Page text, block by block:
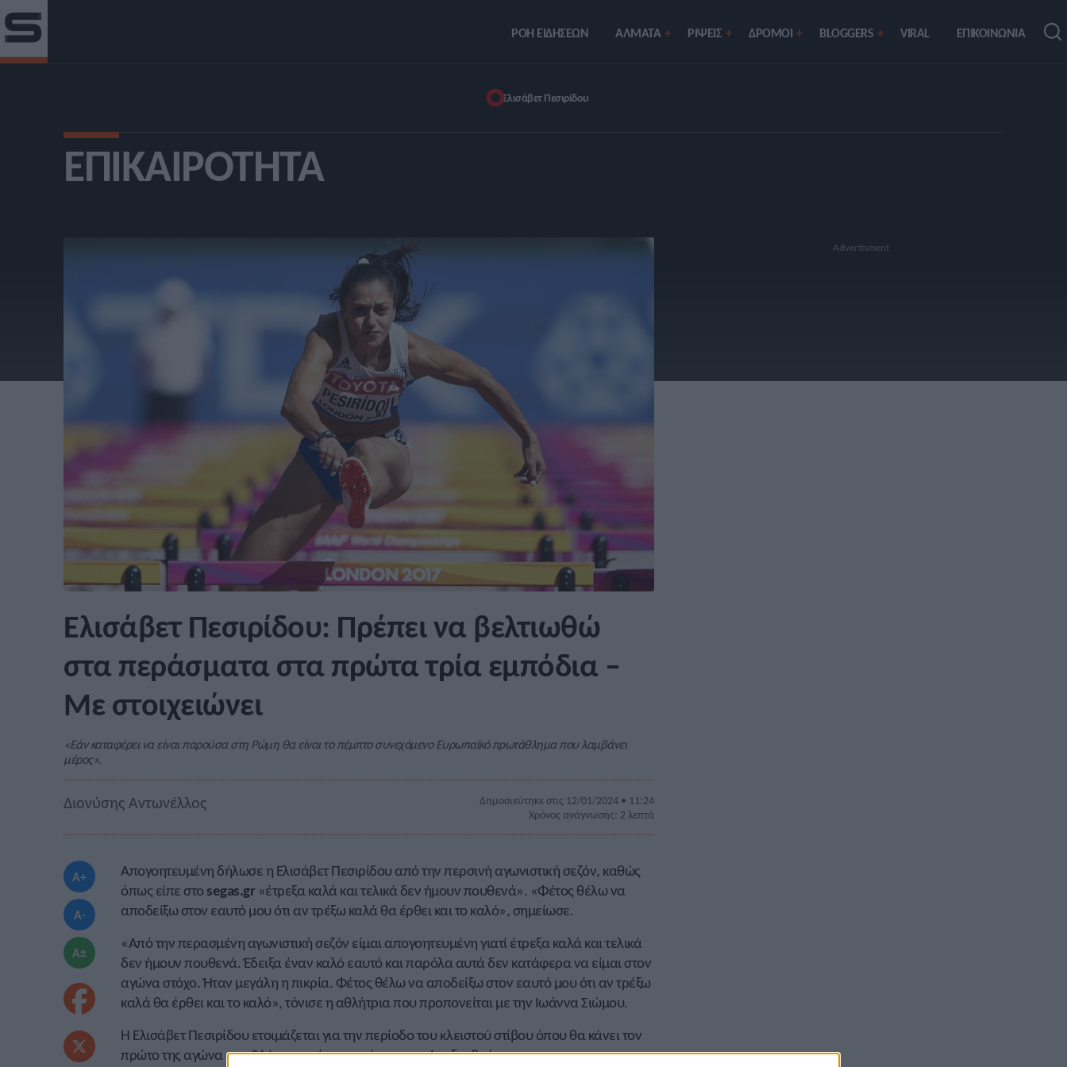
ΡΟΗ ΕΙΔΗΣΕΩΝ ΑΛΜΑΤΑ ΡIΨΕΙΣ ΔΡΟΜΟΙ BLOGGERS VIRAL ΕΠΙΚΟΙΝΩΝΙΑ
Ελισάβετ Πεσιρίδου
ΕΠΙΚΑΙΡΌΤΗΤΑ
Ελισάβετ Πεσιρίδου: Πρέπει να βελτιωθώ
στα περάσματα στα πρώτα τρία εμπόδια –
Με στοιχειώνει
«Eάν καταφέρει να είναι παρούσα στη Ρώμη θα είναι το πέμπτο συνεχόμενο Ευρωπαϊκό πρωτάθλημα που λαμβάνει
μέρος».
Διονύσης Αντωνέλλος
Δημοσιεύτηκε στις 12/01/2024 • 11:24
Χρόνος ανάγνωσης: 2 λεπτά
A+
A-
A±
Απογοητευμένη δήλωσε η Ελισάβετ Πεσιρίδου από την περσινή αγωνιστική σεζόν, καθώς
όπως είπε στο segas.gr «έτρεξα καλά και τελικά δεν ήμουν πουθενά». «Φέτος θέλω να
αποδείξω στον εαυτό μου ότι αν τρέξω καλά θα έρθει και το καλό», σημείωσε.
«Από την περασμένη αγωνιστική σεζόν είμαι απογοητευμένη γιατί έτρεξα καλά και τελικά
δεν ήμουν πουθενά. Έδειξα έναν καλό εαυτό και παρόλα αυτά δεν κατάφερα να είμαι στον
αγώνα στόχο. Ήταν μεγάλη η πικρία. Φέτος θέλω να αποδείξω στον εαυτό μου ότι αν τρέξω
καλά θα έρθει και το καλό», τόνισε η αθλήτρια που προπονείται με την Ιωάννα Σιώμου.
Η Ελισάβετ Πεσιρίδου ετοιμάζεται για την περίοδο του κλειστού στίβου όπου θα κάνει τον
πρώτο της αγώνα στις 21 Ιανουαρίου στο μίτινγκ του Λουξεμβούργου.